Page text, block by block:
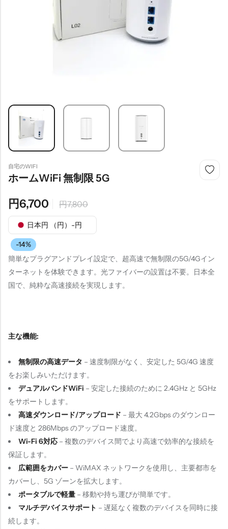
自宅のWIFI
ホームWiFi 無制限 5G
円6,700 円7,800
日本円 （円）-円
-14%
簡単なプラグアンドプレイ設定で、超高速で無制限の5G/4Gイン
ターネットを体験できます。光ファイバーの設置は不要。日本全
国で、純粋な高速接続を実現します。
主な機能:
無制限の高速データ – 速度制限がなく、安定した 5G/4G 速度
をお楽しみいただけます。
デュアルバンドWiFi – 安定した接続のために 2.4GHz と 5GHz
をサポートします。
高速ダウンロード/アップロード – 最大 4.2Gbps のダウンロー
ド速度と 286Mbps のアップロード速度。
Wi-Fi 6対応 – 複数のデバイス間でより高速で効率的な接続を
保証します。
広範囲をカバー – WiMAX ネットワークを使用し、主要都市を
カバーし、5G ゾーンを拡大します。
ポータブルで軽量 – 移動や持ち運びが簡単です。
マルチデバイスサポート – 遅延なく複数のデバイスを同時に接
続します。